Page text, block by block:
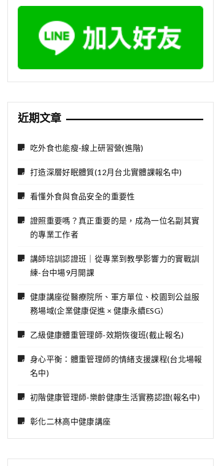
近期文章
吃外食也能瘦-線上研習營(進階)
打造深層好眠體質(12月台北實體課報名中)
看懂外食與食品安全的重要性
證照重要嗎？真正重要的是，成為一位名副其實
的專業工作者
講師培訓認證班｜從專業到教學影響力的實戰訓
練-台中場9月開課
健康講座從醫療院所、軍方單位、校園到公益服
務場域(企業健康促進 × 健康永續ESG）
乙級健康體重管理師-效期恢復班(截止報名)
身心平衡：體重管理師的情緒支援課程(台北場報
名中)
初階健康管理師-樂齡健康生活實務認證(報名中)
彰化二林高中健康講座